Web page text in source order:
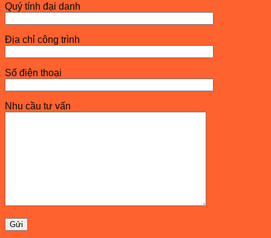
Quý tính đại danh
Địa chỉ công trình
Số điện thoại
Nhu cầu tư vấn